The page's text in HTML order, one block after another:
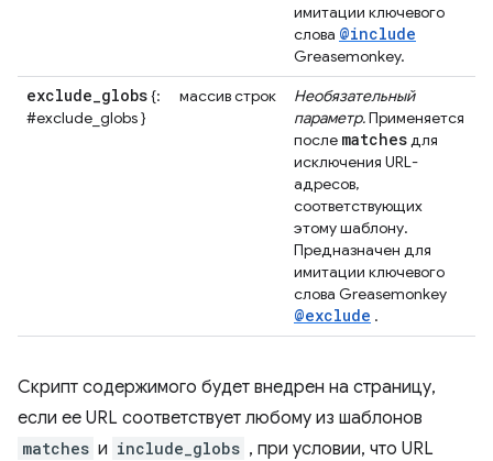
имитации ключевого
слова @include
Greasemonkey.
exclude_globs{:
#exclude_globs }
массив строк
Необязательный
параметр.Применяется
после matchesдля
исключения URL-
адресов,
соответствующих
этому шаблону.
Предназначен для
имитации ключевого
слова Greasemonkey
@exclude .
Скрипт содержимого будет внедрен на страницу,
если ее URL соответствует любому из шаблонов
matches и include_globs , при условии, что URL